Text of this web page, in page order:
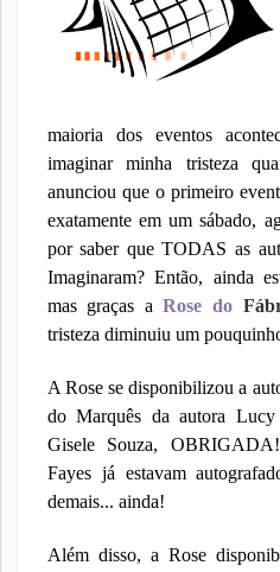
maioria dos eventos
imaginar minha tristeza
anunciou que o primeiro
exatamente em um sábado,
por saber que TODAS as
Imaginaram? Então, ainda
mas graças aRose do
tristeza diminuiu um
A Rose se disponibilizou a
do Marquês da autora
Gisele Souza,
Fayes já estavam
demais... ainda!
Além disso, a Rose